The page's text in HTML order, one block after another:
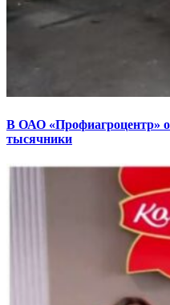
В ОАО «Профиагроцентр»
тысячники